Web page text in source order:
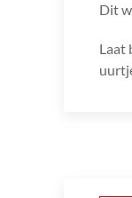
Dit
Laat